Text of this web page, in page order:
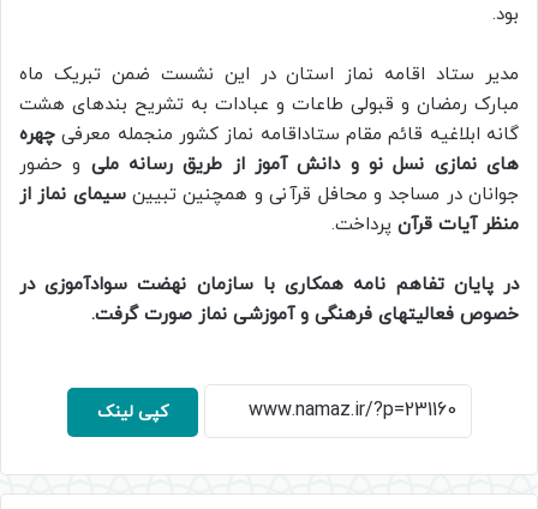
بود.
مدیر ستاد اقامه نماز استان در این نشست ضمن تبریک ماه
مبارک رمضان و قبولی طاعات و عبادات به تشریح بندهای هشت
گانه ابلاغیه قائم مقام ستاداقامه نماز کشور منجمله معرفی چهره
های نمازی نسل نو و دانش آموز از طریق رسانه ملی و حضور
جوانان در مساجد و محافل قرآنی و همچنین تبیینسیمای نماز از
منظر آیات قرآن پرداخت.
در پایان تفاهم نامه همکاری با سازمان نهضت سوادآموزی در
خصوص فعالیتهای فرهنگی و آموزشی نماز صورت گرفت.
کپی لینک